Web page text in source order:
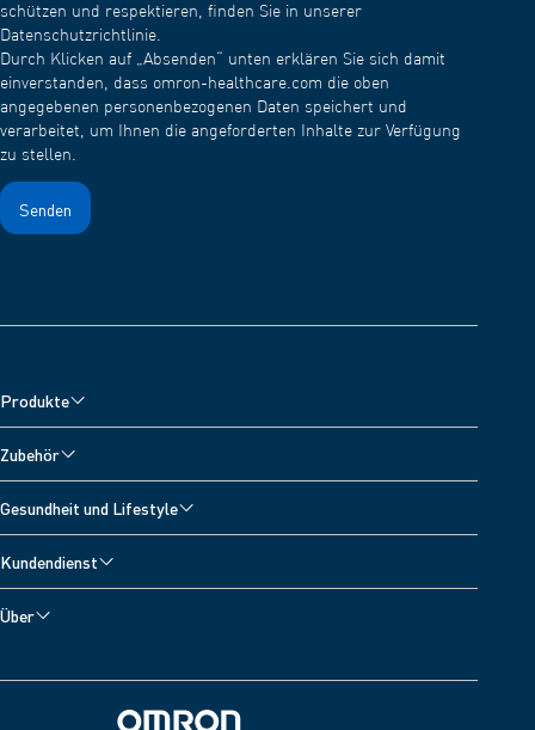
schützen und respektieren, finden Sie in unserer
Datenschutzrichtlinie.
Durch Klicken auf „Absenden“ unten erklären Sie sich damit
einverstanden, dass omron-healthcare.com die oben
angegebenen personenbezogenen Daten speichert und
verarbeitet, um Ihnen die angeforderten Inhalte zur Verfügung
zu stellen.
Produkte
Oberarm-Blutdruckmessgeräte
Handgelenk-Blutdruckmessgeräte
Inhalationsgeräte
Schmerztherapiegeräte
Zubehör
Zubehör für Vernebler
Zubehör zur Schmerzlinderung
Zubehör fur Fieberthermometer
Gesundheit und Lifestyle
Blutdrucktagebuch
Bluthochdruck
Kundendienst
Entwickler
Elektromagnetische Verträglichkeit (Englisch)
Über